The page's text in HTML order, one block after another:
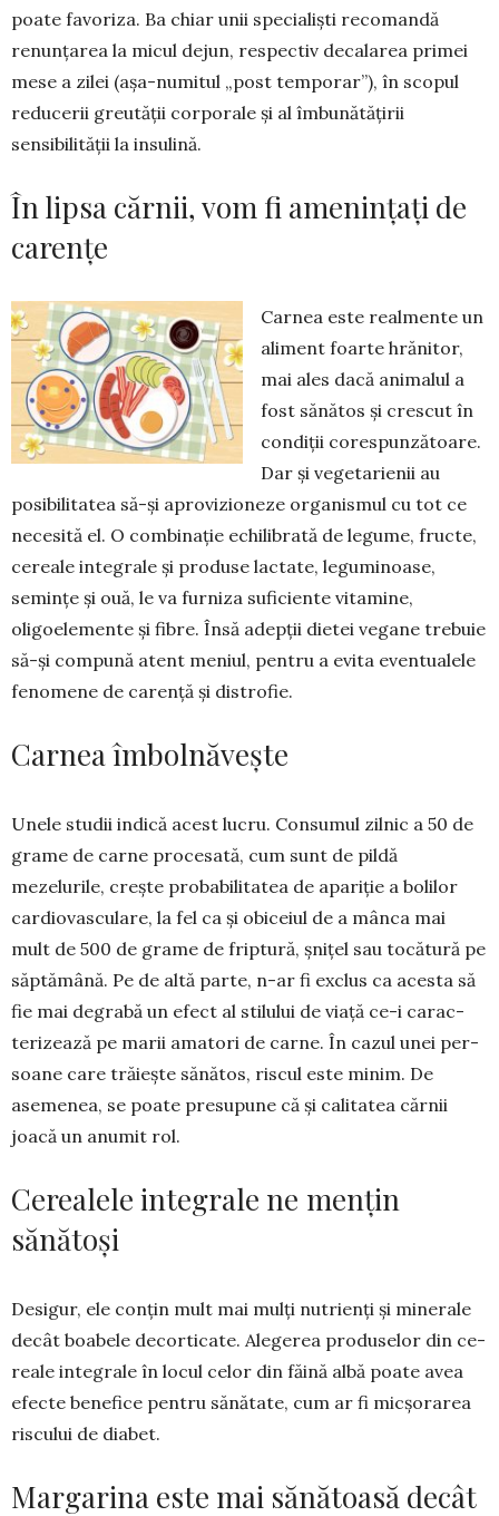
poate favoriza. Ba chiar unii specialiști recomandă
renunțarea la micul dejun, respectiv decalarea primei
mese a zilei (așa-numitul „post temporar”), în scopul
reducerii greutății corporale și al îmbunătățirii
sensibilității la insulină.
În lipsa cărnii, vom fi amenințați de
carențe
Carnea este realmente un
aliment foarte hrănitor,
mai ales dacă animalul a
fost sănătos și crescut în
condiții corespunzătoare.
Dar și vegetarienii au
posi­bilitatea să-și aprovizioneze organismul cu tot ce
necesită el. O combinație echilibrată de legume, fruc­te,
cereale integrale și produse lactate, leguminoase,
semințe și ouă, le va furniza suficiente vitamine,
oligoelemente și fibre. Însă adepții dietei vegane trebuie
să-și compună atent meniul, pentru a evita eventualele
fenomene de ca­rență și distrofie.
Carnea îmbolnăvește
Unele studii indică acest lucru. Consumul zilnic a 50 de
grame de carne procesată, cum sunt de pildă
mezelurile, crește probabilitatea de apariție a bolilor
cardio­vas­culare, la fel ca și obiceiul de a mânca mai
mult de 500 de grame de friptură, șnițel sau tocătură pe
săptă­mână. Pe de altă parte, n-ar fi exclus ca acesta să
fie mai degrabă un efect al stilului de viață ce-i carac­
teri­zează pe marii amatori de carne. În cazul unei per­
soane care trăiește sănătos, riscul este minim. De
asemenea, se poate presupune că și calitatea cărnii
joacă un anumit rol.
Cerealele integrale ne mențin
sănătoși
Desigur, ele conțin mult mai mulți nu­trienți și minerale
decât boabele de­cor­ticate. Alegerea pro­du­selor din ce­
reale integrale în locul celor din făină albă poate avea
efecte benefice pentru sănă­tate, cum ar fi mic­șorarea
ris­cului de ­diabet.
Margarina este mai sănătoasă decât